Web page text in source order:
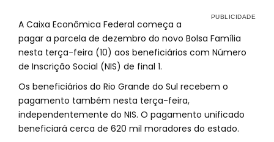
A Caixa Econômica Federal começa a
pagar a parcela de dezembro do novo Bolsa Família
nesta terça-feira (10) aos beneficiários com Número
de Inscrição Social (NIS) de final 1.
Os beneficiários do Rio Grande do Sul recebem o
pagamento também nesta terça-feira,
independentemente do NIS. O pagamento unificado
beneficiará cerca de 620 mil moradores do estado.